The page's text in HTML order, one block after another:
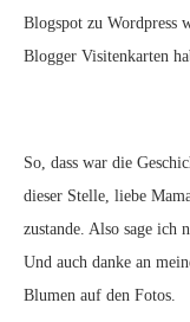
Blogspot zu Wordpress
Blogger Visitenkarten
So, dass war die
dieser Stelle, liebe
zustande. Also sage ich
Und auch danke an
Blumen auf den Fotos.